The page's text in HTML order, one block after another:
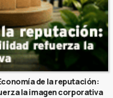
de la reputación:
la imagen corporativa